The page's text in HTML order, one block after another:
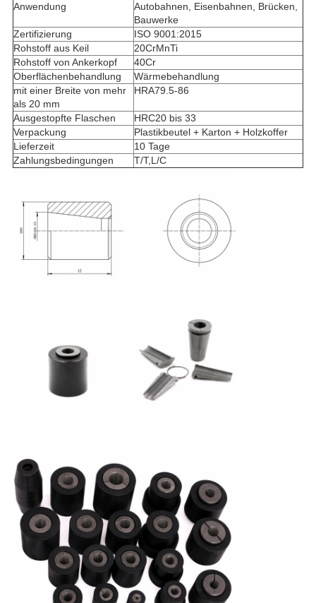
Anwendung
Autobahnen, Eisenbahnen, Brücken,
Bauwerke
Zertifizierung
ISO 9001:2015
Rohstoff aus Keil
20CrMnTi
Rohstoff von Ankerkopf
40Cr
Oberflächenbehandlung
Wärmebehandlung
mit einer Breite von mehr
als 20 mm
HRA79.5-86
Ausgestopfte Flaschen
HRC20 bis 33
Verpackung
Plastikbeutel + Karton + Holzkoffer
Lieferzeit
10 Tage
Zahlungsbedingungen
T/T,L/C